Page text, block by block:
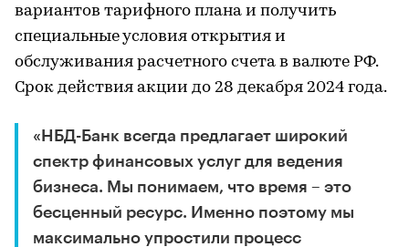
вариантов тарифного плана и получить
специальные условия открытия и
обслуживания расчетного счета в валюте РФ.
Срок действия акции до 28 декабря 2024 года.
«НБД-Банк всегда предлагает широкий
спектр финансовых услуг для ведения
бизнеса. Мы понимаем, что время – это
бесценный ресурс. Именно поэтому мы
максимально упростили процесс